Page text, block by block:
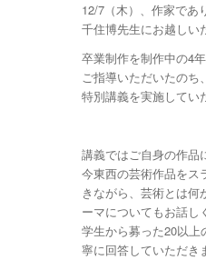
12/7（木）、作家であ
千住博先生にお越しい
卒業制作を制作中の4
ご指導いただいたのち
特別講義を実施してい
講義ではご自身の作品
今東西の芸術作品をス
きながら、芸術とは何
ーマについてもお話し
学生から募った20以
寧に回答していただき